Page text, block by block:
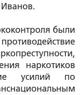
были
наркотиков
усилий по